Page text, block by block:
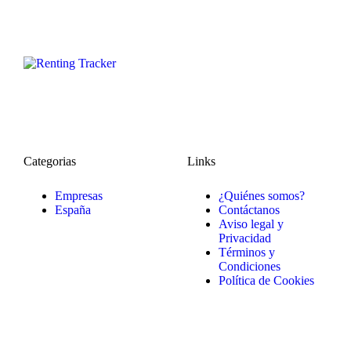
Categorias
Empresas
España
Links
¿Quiénes somos?
Contáctanos
Aviso legal y
Privacidad
Términos y
Condiciones
Política de Cookies